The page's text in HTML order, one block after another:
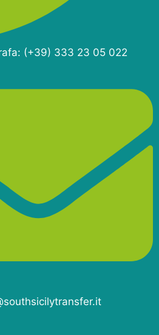
(+39) 333 23 05 022